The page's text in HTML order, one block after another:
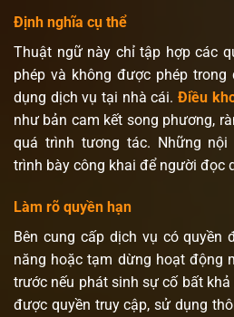
Định nghĩa cụ thể
Thuật ngữ này chỉ tập hợp các
phép và không được phép
dụng dịch vụ tại nhà cái. Điều
như bản cam kết song phương,
quá trình tương tác. Những
trình bày công khai để người đọc
Làm rõ quyền hạn
Bên cung cấp dịch vụ có quyền
năng hoặc tạm dừng hoạt động
trước nếu phát sinh sự cố bất
được quyền truy cập, sử dụng